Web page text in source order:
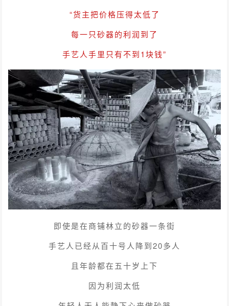
“货主把价格压得太低了
每一只砂器的利润到了
手艺人手里只有不到1块钱”
即使是在商铺林立的砂器一条街
手艺人已经从百十号人降到20多人
且年龄都在五十岁上下
因为利润太低